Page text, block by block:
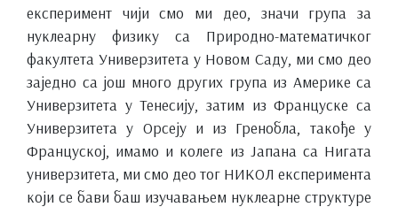
експеримент чији смо ми део, значи група за
нуклеарну физику са Природно-математичког
факултета Универзитета у Новом Саду, ми смо део
заједно са још много других група из Америке са
Универзитета у Тенесију, затим из Француске са
Универзитета у Орсеју и из Гренобла, такође у
Француској, имамо и колеге из Јапана са Нигата
универзитета, ми смо део тог НИКОЛ експеримента
који се бави баш изучавањем нуклеарне структуре